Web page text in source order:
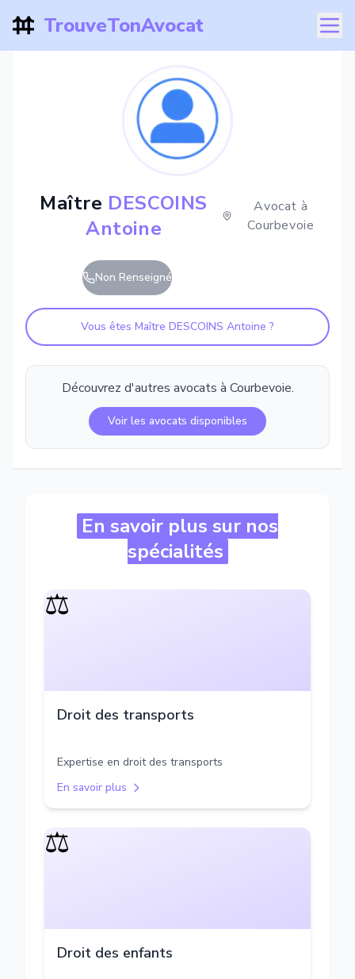
TrouveTonAvocat
Maître DESCOINS
Antoine
Avocat à
Courbevoie
Non Renseigné
Vous êtes Maître DESCOINS Antoine ?
Découvrez d'autres avocats à Courbevoie.
Voir les avocats disponibles
En savoir plus sur nos
spécialités
⚖️
Droit des transports
Expertise en droit des transports
En savoir plus
⚖️
Droit des enfants